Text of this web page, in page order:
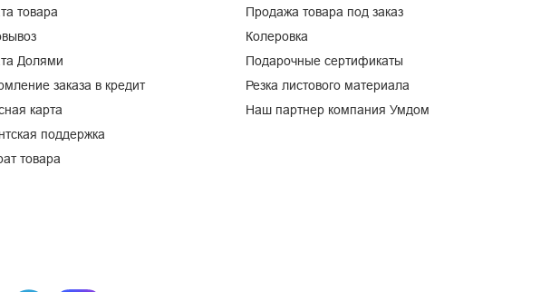
товара
Долями
заказа в кредит
карта
поддержка
товара
Продажа товара под заказ
Колеровка
Подарочные сертификаты
Резка листового материала
Наш партнер компания Умдом